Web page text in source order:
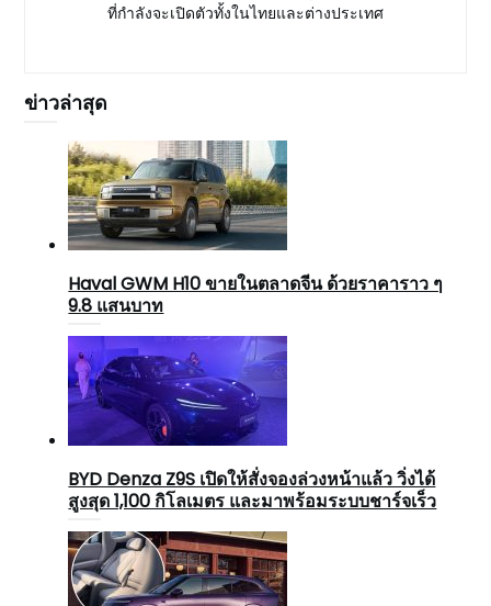
ที่กำลังจะเปิดตัวทั้งในไทยและต่างประเทศ
ข่าวล่าสุด
Haval GWM H10 ขายในตลาดจีน ด้วยราคาราว ๆ
9.8 แสนบาท
BYD Denza Z9S เปิดให้สั่งจองล่วงหน้าแล้ว วิ่งได้
สูงสุด 1,100 กิโลเมตร และมาพร้อมระบบชาร์จเร็ว